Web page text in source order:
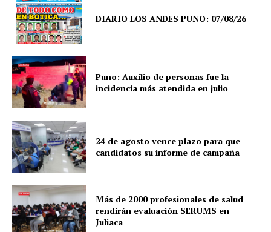
DIARIO LOS ANDES PUNO: 07/08/26
Puno: Auxilio de personas fue la
incidencia más atendida en julio
24 de agosto vence plazo para que
candidatos su informe de campaña
Más de 2000 profesionales de salud
rendirán evaluación SERUMS en
Juliaca